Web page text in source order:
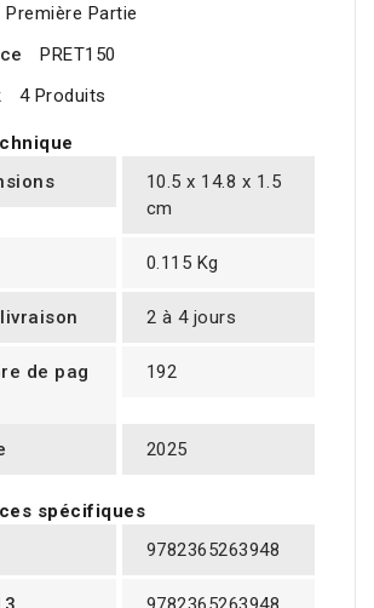
Première Partie
PRET150
4 Produits
10.5 x 14.8 x 1.5
cm
0.115 Kg
2 à 4 jours
de pag
192
2025
spécifiques
9782365263948